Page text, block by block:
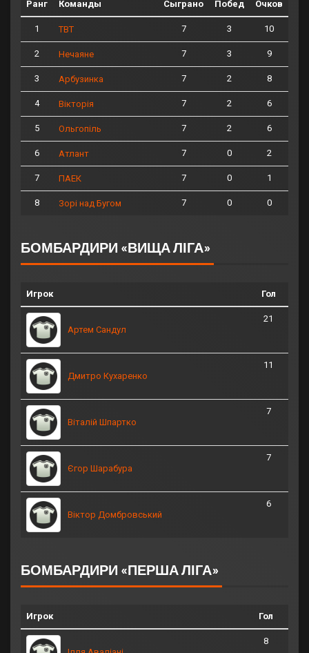
Ранг Команды Сыграно Побед Очков
1 ТВТ 7 3 10
2 Нечаяне 7 3 9
3 Арбузинка 7 2 8
4 Вікторія 7 2 6
5 Ольгопіль 7 2 6
6 Атлант 7 0 2
7 ПАЕК 7 0 1
8 Зорі над Бугом 7 0 0
БОМБАРДИРИ «ВИЩА ЛІГА»
Игрок Гол
Артем Сандул
21
Дмитро Кухаренко
11
Віталій Шпартко
7
Єгор Шарабура
7
Віктор Домбровський
6
БОМБАРДИРИ «ПЕРША ЛІГА»
Игрок Гол
8